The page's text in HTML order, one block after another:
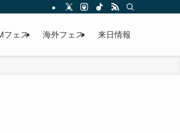
フェス 海外フェス 来日情報